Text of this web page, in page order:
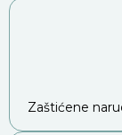
Zaštićene